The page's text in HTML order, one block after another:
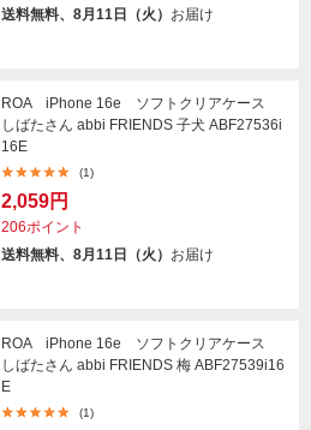
送料無料、8月11日（火） お届け
ROA iPhone 16e ソフトクリアケース
しばたさん abbi FRIENDS 子犬 ABF27536i
16E
(1)
2,059円
206ポイント
送料無料、8月11日（火） お届け
ROA iPhone 16e ソフトクリアケース
しばたさん abbi FRIENDS 梅 ABF27539i16
E
(1)